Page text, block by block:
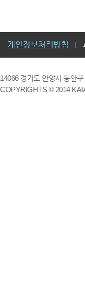
개인정보처리방침
14066 경기도 안양시 동안
COPYRIGHTS © 2014